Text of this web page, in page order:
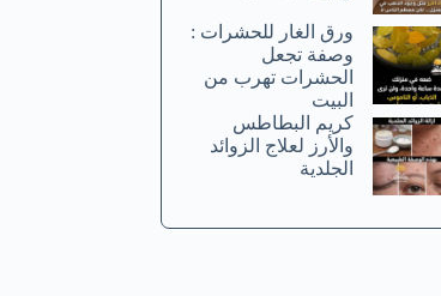
ورق الغار للحشرات :
وصفة تجعل
الحشرات تهرب من
البيت
كريم البطاطس
والأرز لعلاج الزوائد
الجلدية